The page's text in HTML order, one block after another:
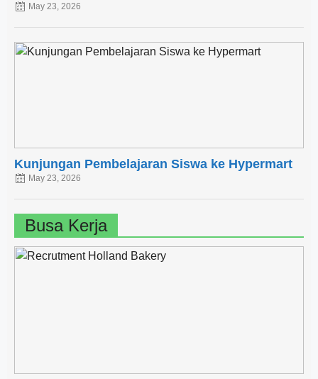
May 23, 2026
Kunjungan Pembelajaran Siswa ke Hypermart
May 23, 2026
Busa Kerja